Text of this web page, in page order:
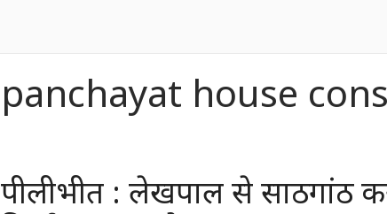
panchayat house
पीलीभीत : लेखपाल से साठगांठ